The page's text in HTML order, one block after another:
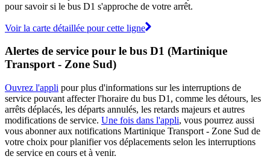
pour savoir si le bus D1 s'approche de votre arrêt.
Voir la carte détaillée pour cette ligne
Alertes de service pour le bus D1 (Martinique
Transport - Zone Sud)
Ouvrez l'appli pour plus d'informations sur les interruptions de
service pouvant affecter l'horaire du bus D1, comme les détours, les
arrêts déplacés, les départs annulés, les retards majeurs et autres
modifications de service. Une fois dans l'appli, vous pourrez aussi
vous abonner aux notifications Martinique Transport - Zone Sud de
votre choix pour planifier vos déplacements selon les interruptions
de service en cours et à venir.